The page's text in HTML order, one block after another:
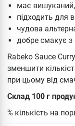
має
підходить для
чудова
добре смакує
Rabeko Sauce
зменшити
при цьому від
Склад 100 г
% кількість на